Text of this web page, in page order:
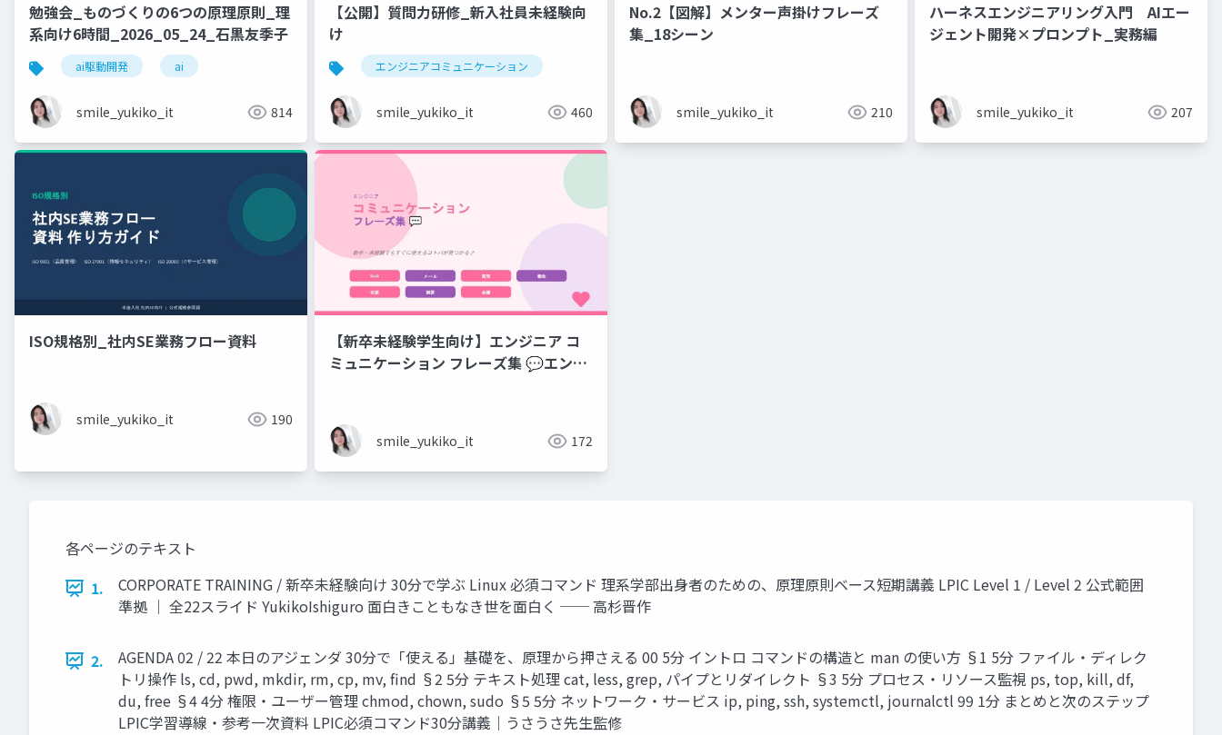
勉強会_ものづくりの6つの原理原則_理
系向け6時間_2026_05_24_石黒友季子
ai駆動開発 ai
smile_yukiko_it 814
【公開】質問力研修_新入社員未経験向
け
エンジニアコミュニケーション
smile_yukiko_it 460
No.2【図解】メンター声掛けフレーズ
集_18シーン
smile_yukiko_it 210
ハーネスエンジニアリング入門 AIエー
ジェント開発×プロンプト_実務編
smile_yukiko_it 207
ISO規格別_社内SE業務フロー資料
smile_yukiko_it 190
【新卒未経験学生向け】エンジニア コ
ミュニケーション フレーズ集 💬エンジ
smile_yukiko_it 172
各ページのテキスト
1.
CORPORATE TRAINING / 新卒未経験向け 30分で学ぶ Linux 必須コマンド 理系学部出身者のための、原理原則ベース短期講義 LPIC Level 1 / Level 2 公式範囲
準拠 ｜ 全22スライド YukikoIshiguro 面白きこともなき世を面白く ── 高杉晋作
2.
AGENDA 02 / 22 本日のアジェンダ 30分で「使える」基礎を、原理から押さえる 00 5分 イントロ コマンドの構造と man の使い方 §1 5分 ファイル・ディレク
トリ操作 ls, cd, pwd, mkdir, rm, cp, mv, find §2 5分 テキスト処理 cat, less, grep, パイプとリダイレクト §3 5分 プロセス・リソース監視 ps, top, kill, df,
du, free §4 4分 権限・ユーザー管理 chmod, chown, sudo §5 5分 ネットワーク・サービス ip, ping, ssh, systemctl, journalctl 99 1分 まとめと次のステップ
LPIC学習導線・参考一次資料 LPIC必須コマンド30分講義｜うさうさ先生監修